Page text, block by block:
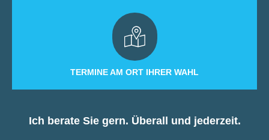
TERMINE AM ORT IHRER WAHL
Ich berate Sie gern. Überall und jederzeit.